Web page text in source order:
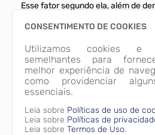
Esse fator segundo ela, além de
mães e trabalhadoras, denota
estrutura administrativa e
tarefa de atender bem o cidadão,
de suas funções específicas.
Ser mulher trabalhadora nos dá
dá felicidade", completou Lucia,
finanças da prefeitura, antes de
Imagens Relacionadas
Prefeito e a secretária de governo,
CONSENTIMENTO DE COOKIES
Utilizamos cookies e
semelhantes para
melhor experiência de
como providenciar
essenciais.
Leia sobre Políticas de uso de
Leia sobre Políticas de
Leia sobre Termos de Uso.